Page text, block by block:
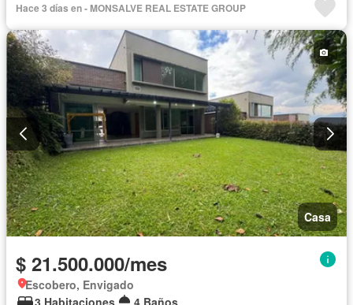
Hace 3 días en - MONSALVE REAL ESTATE GROUP
Casa
$ 21.500.000/mes
Escobero, Envigado
3 Habitaciones
4 Baños